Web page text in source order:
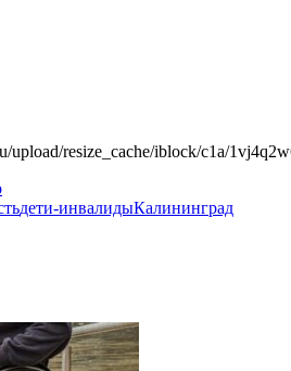
upload/resize_cache/iblock/c1a/
дети-инвалидыКалининград